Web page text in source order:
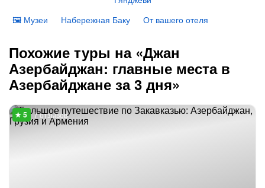
🖼 Музеи
Набережная Баку От вашего отеля
Похожие туры на «Джан
Азербайджан: главные места в
Азербайджане за 3 дня»
7 отзывов